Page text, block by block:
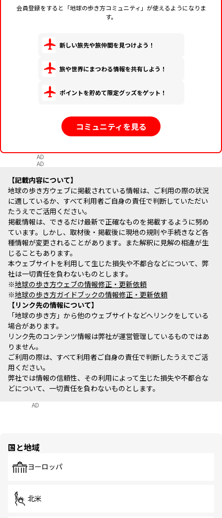
会員登録をすると「地球の歩き方コミュニティ」が使えるようになりま
す。
新しい旅先や旅仲間を見つけよう！
旅や世界にまつわる情報を共有しよう！
ポイントを貯めて限定グッズをゲット！
コミュニティを見る
AD
AD
記載内容について
地球の歩き方ウェブに掲載されている情報は、ご利用の際の状況
に適しているか、すべて利用者ご自身の責任で判断していただい
たうえでご活用ください。
掲載情報は、できるだけ最新で正確なものを掲載するように努め
ています。しかし、取材後・掲載後に現地の規則や手続きなど各
種情報が変更されることがあります。また解釈に見解の相違が生
じることもあります。
本ウェブサイトを利用して生じた損失や不都合などについて、弊
社は一切責任を負わないものとします。
※地球の歩き方ウェブの情報修正・更新依頼
※地球の歩き方ガイドブックの情報修正・更新依頼
リンク先の情報について
「地球の歩き方」から他のウェブサイトなどへリンクをしている
場合があります。
リンク先のコンテンツ情報は弊社が運営管理しているものではあ
りません。
ご利用の際は、すべて利用者ご自身の責任で判断したうえでご活
用ください。
弊社では情報の信頼性、その利用によって生じた損失や不都合な
どについて、一切責任を負わないものとします。
AD
国と地域
ヨーロッパ
北米